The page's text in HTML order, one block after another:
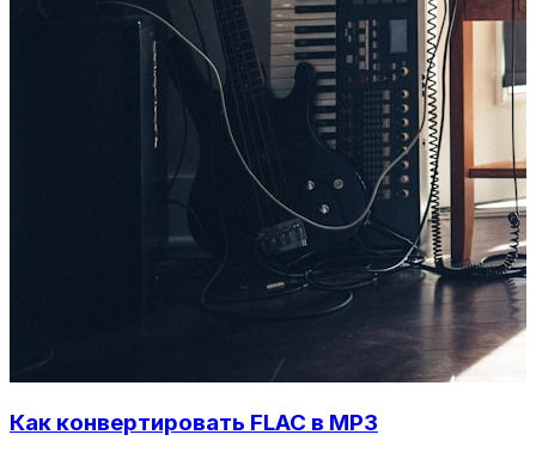
Как конвертировать FLAC в MP3